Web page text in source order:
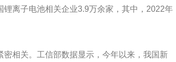
离子电池相关企业3.9万余家，其中，2022年
相关。工信部数据显示，今年以来，我国新